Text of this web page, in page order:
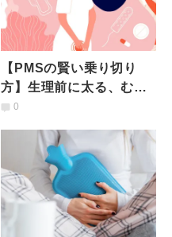
【PMSの賢い乗り切り
方】生理前に太る、むく
む人はPMSかも！予防と
0